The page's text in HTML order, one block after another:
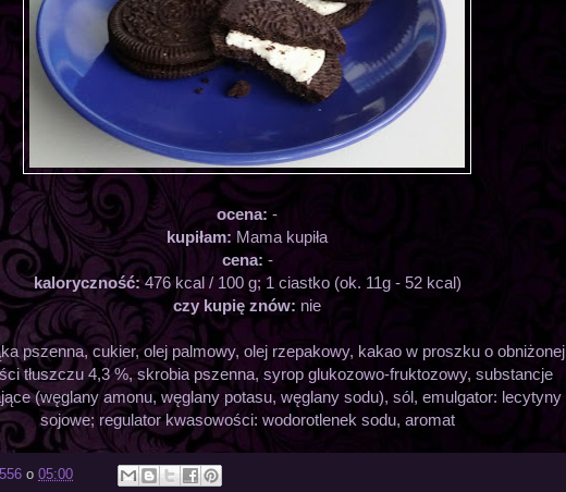
ocena: -
kupiłam: Mama kupiła
cena: -
kaloryczność:476 kcal / 100 g; 1 ciastko (ok. 11g - 52 kcal)
czy kupię znów: nie
pszenna, cukier, olej palmowy, olej rzepakowy, kakao w proszku o obniżonej
tłuszczu 4,3 %, skrobia pszenna, syrop glukozowo-fruktozowy, substancje
(węglany amonu, węglany potasu, węglany sodu), sól, emulgator: lecytyny
sojowe; regulator kwasowości: wodorotlenek sodu, aromat
o 05:00